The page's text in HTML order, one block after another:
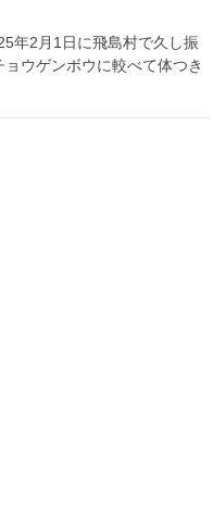
年2月1日に飛島村で久し振
ウゲンボウに較べて体つき